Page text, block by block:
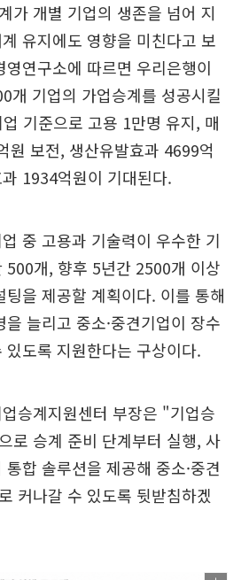
가 개별 기업의 생존을 넘어 지
유지에도 영향을 미친다고 보
연구소에 따르면 우리은행이
개 기업의 가업승계를 성공시킬
기준으로 고용 1만명 유지, 매
원 보전, 생산유발효과 4699억
1934억원이 기대된다.
중 고용과 기술력이 우수한 기
500개, 향후 5년간 2500개 이상
을 제공할 계획이다. 이를 통해
늘리고 중소·중견기업이 장수
있도록 지원한다는 구상이다.
승계지원센터 부장은 "기업승
로 승계 준비 단계부터 실행, 사
합 솔루션을 제공해 중소·중견
커나갈 수 있도록 뒷받침하겠